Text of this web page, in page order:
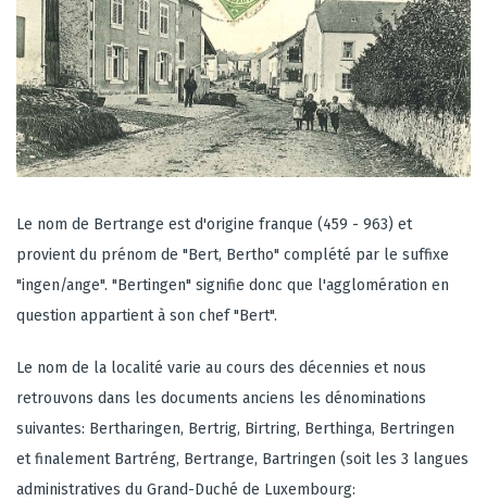
Le nom de Bertrange est d'origine franque (459 - 963) et
provient du prénom de "Bert, Bertho" complété par le suffixe
"ingen/ange". "Bertingen" signifie donc que l'agglomération en
question appartient à son chef "Bert".
Le nom de la localité varie au cours des décennies et nous
retrouvons dans les documents anciens les dénominations
suivantes: Bertharingen, Bertrig, Birtring, Berthinga, Bertringen
et finalement Bartréng, Bertrange, Bartringen (soit les 3 langues
administratives du Grand-Duché de Luxembourg: